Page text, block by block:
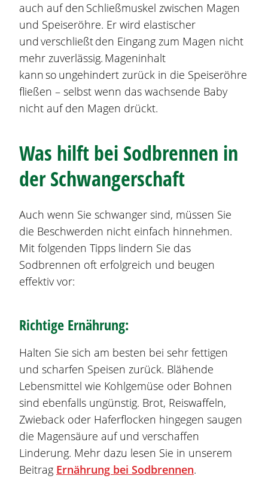
auch auf den Schließmuskel zwischen Magen
und Speiseröhre. Er wird elastischer
und verschließt den Eingang zum Magen nicht
mehr zuverlässig. Mageninhalt
kann so ungehindert zurück in die Speiseröhre
fließen – selbst wenn das wachsende Baby
nicht auf den Magen drückt.
Was hilft bei Sodbrennen in
der Schwangerschaft
Auch wenn Sie schwanger sind, müssen Sie
die Beschwerden nicht einfach hinnehmen.
Mit folgenden Tipps lindern Sie das
Sodbrennen oft erfolgreich und beugen
effektiv vor:
Richtige Ernährung:
Halten Sie sich am besten bei sehr fettigen
und scharfen Speisen zurück. Blähende
Lebensmittel wie Kohlgemüse oder Bohnen
sind ebenfalls ungünstig. Brot, Reiswaffeln,
Zwieback oder Haferflocken hingegen saugen
die Magensäure auf und verschaffen
Linderung. Mehr dazu lesen Sie in unserem
Beitrag Ernährung bei Sodbrennen.